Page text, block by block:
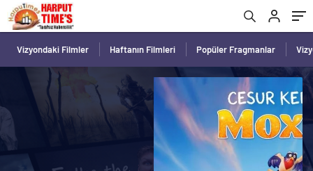
Vizyondaki Filmler Haftanın Filmleri Popüler Fragmanlar